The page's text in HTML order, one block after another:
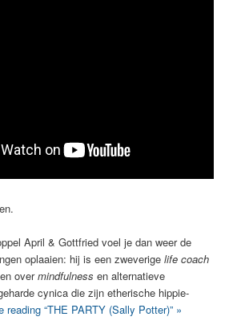
April & Gottfried voel je dan weer de
oplaaien: hij is een zweverigelife coach
overmindfulness en alternatieve
cynica die zijn etherische hippie-
reading “THE PARTY (Sally Potter)” »